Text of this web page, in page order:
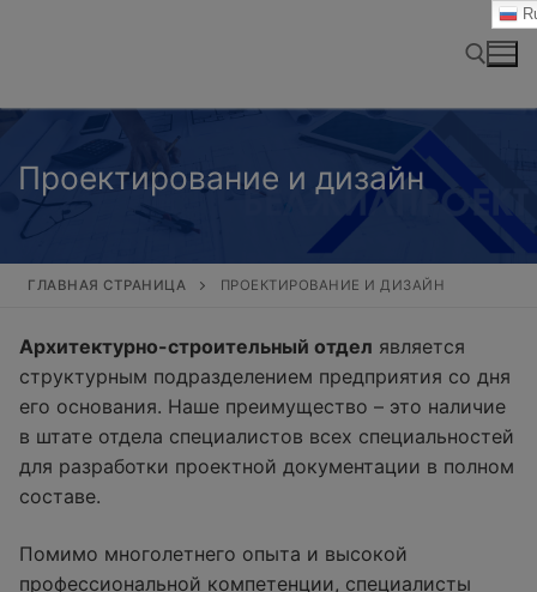
Проектирование и дизайн
ГЛАВНАЯ СТРАНИЦА ПРОЕКТИРОВАНИЕ И ДИЗАЙН
Архитектурно-строительный отдел является
структурным подразделением предприятия со дня
его основания. Наше преимущество – это наличие
в штате отдела специалистов всех специальностей
для разработки проектной документации в полном
составе.
Помимо многолетнего опыта и высокой
профессиональной компетенции, специалисты